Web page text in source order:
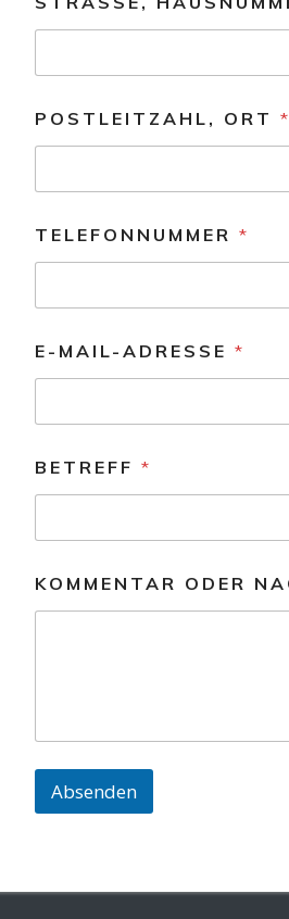
POSTLEITZAHL, ORT *
TELEFONNUMMER *
E-MAIL-ADRESSE *
BETREFF *
KOMMENTAR ODER
Absenden